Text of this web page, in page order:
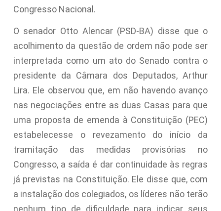
Congresso Nacional.
O senador Otto Alencar (PSD-BA) disse que o
acolhimento da questão de ordem não pode ser
interpretada como um ato do Senado contra o
presidente da Câmara dos Deputados, Arthur
Lira. Ele observou que, em não havendo avanço
nas negociações entre as duas Casas para que
uma proposta de emenda à Constituição (PEC)
estabelecesse o revezamento do início da
tramitação das medidas provisórias no
Congresso, a saída é dar continuidade às regras
já previstas na Constituição. Ele disse que, com
a instalação dos colegiados, os líderes não terão
nenhum tipo de dificuldade para indicar seus